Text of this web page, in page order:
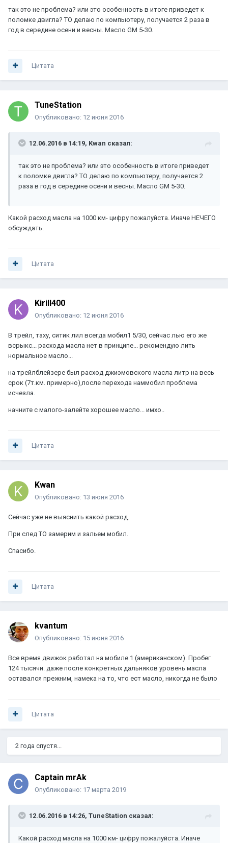
так это не проблема? или это особенность в итоге приведет к
поломке двигла? ТО делаю по компьютеру, получается 2 раза в
год в середине осени и весны. Масло GM 5-30.
Цитата
TuneStation
Опубликовано: 12 июня 2016
12.06.2016 в 14:19, Kwan сказал:
так это не проблема? или это особенность в итоге приведет
к поломке двигла? ТО делаю по компьютеру, получается 2
раза в год в середине осени и весны. Масло GM 5-30.
Какой расход масла на 1000 км- цифру пожалуйста. Иначе НЕЧЕГО
обсуждать.
Цитата
Kirill400
Опубликовано: 12 июня 2016
В трейл, таху, ситик лил всегда мобил1 5/30, сейчас лью его же
всрыкс... расхода масла нет в принципе... рекомендую лить
нормальное масло...
на трейлблейзере был расход джиэмовского масла литр на весь
срок (7т.км. примерно),после перехода наммобил проблема
исчезла.
начните с малого-залейте хорошее масло... имхо..
Цитата
Kwan
Опубликовано: 13 июня 2016
Сейчас уже не выяснить какой расход.
При след ТО замерим и зальем мобил.
Спасибо.
Цитата
kvantum
Опубликовано: 15 июня 2016
Все время движок работал на мобиле 1 (американском). Пробег
124 тысячи. даже после конкретных дальняков уровень масла
оставался прежним, намека на то, что ест масло, никогда не было
Цитата
2 года спустя...
Captain mrAk
Опубликовано: 17 марта 2019
12.06.2016 в 14:26, TuneStation сказал:
Какой расход масла на 1000 км- цифру пожалуйста. Иначе